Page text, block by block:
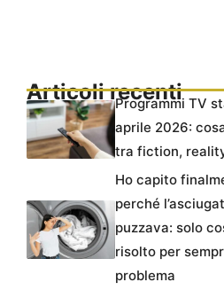
Articoli recenti
Programmi TV
aprile 2026:
tra fiction,
Ho capito
perché
puzzava: solo
risolto per
problema